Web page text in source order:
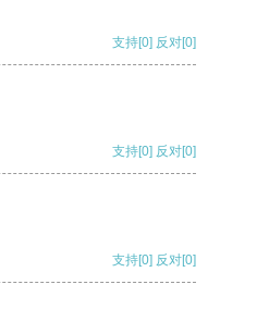
支持[0] 反对[0]
支持[0] 反对[0]
支持[0] 反对[0]